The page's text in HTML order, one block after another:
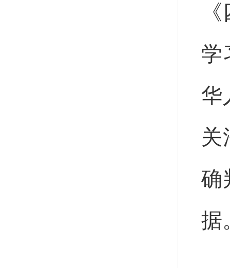
学
华
关
确
据